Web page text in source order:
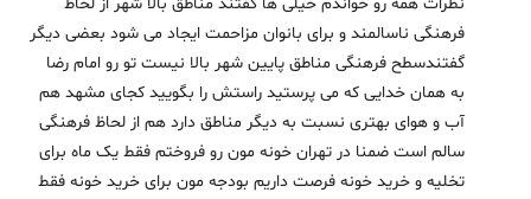
نظرات همه رو خواندم خیلی ها گفتند مناطق بالا شهر از لحاظ
فرهنگی ناسالمند و برای بانوان مزاحمت ایجاد می شود بعضی دیگر
گفتندسطح فرهنگی مناطق پایین شهر بالا نیست تو رو امام رضا
به همان خدایی که می پرستید راستش را بگویید کجای مشهد هم
آب و هوای بهتری نسبت به دیگر مناطق دارد هم از لحاظ فرهنگی
سالم است ضمنا در تهران خونه مون رو فروختم فقط یک ماه برای
تخلیه و خرید خونه فرصت داریم بودجه مون برای خرید خونه فقط